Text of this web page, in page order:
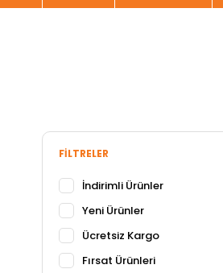
FILTRELER
İndirimli Ürünler
Yeni Ürünler
Ücretsiz Kargo
Fırsat Ürünleri